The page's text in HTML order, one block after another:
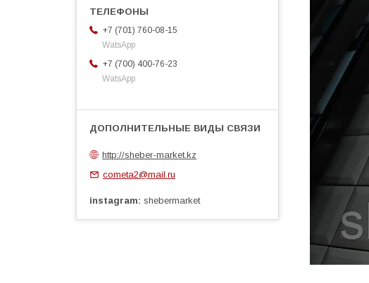
+7 (701) 760-08-15
WatsApp
+7 (700) 400-76-23
WatsApp
http://sheber-market.kz
cometa2@mail.ru
instagram shebermarket